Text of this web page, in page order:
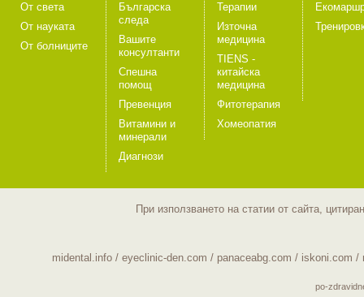
От света
От науката
От болниците
Българска
следа
Вашите
консултанти
Спешна
помощ
Превенция
Витамини и
минерали
Диагнози
Терапии
Източна
медицина
TIENS -
китайска
медицина
Фитотерапия
Хомеопатия
При използването на статии от сайта,
midental.info/ eyeclinic-den.com / panaceabg.com / iskoni.com /
po-